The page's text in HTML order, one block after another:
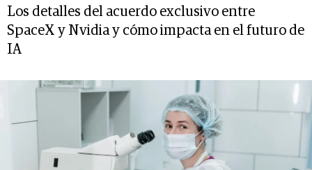
Los detalles del acuerdo exclusivo entre
SpaceX y Nvidia y cómo impacta en el futuro de
IA